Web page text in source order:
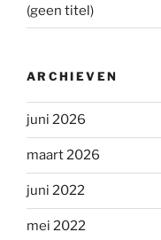
(geen titel)
ARCHIEVEN
juni 2026
maart 2026
juni 2022
mei 2022